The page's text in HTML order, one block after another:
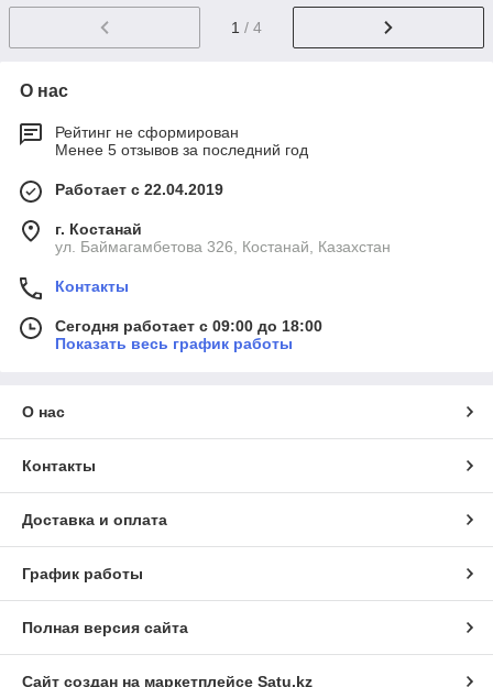
1 / 4
О нас
Рейтинг не сформирован
Менее 5 отзывов за последний год
Работает с 22.04.2019
г. Костанай
ул. Баймагамбетова 326, Костанай, Казахстан
Контакты
Сегодня работает с 09:00 до 18:00
Показать весь график работы
О нас
Контакты
Доставка и оплата
График работы
Полная версия сайта
Сайт создан на маркетплейсе Satu.kz